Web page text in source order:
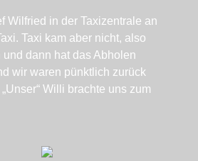
Wilfried in der Taxizentrale an
Taxi kam aber nicht, also
dann hat das Abholen
wir waren pünktlich zurück
Willi brachte uns zum